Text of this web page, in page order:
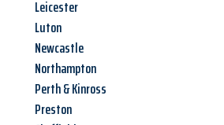
Leicester
Luton
Newcastle
Northampton
Perth & Kinross
Preston